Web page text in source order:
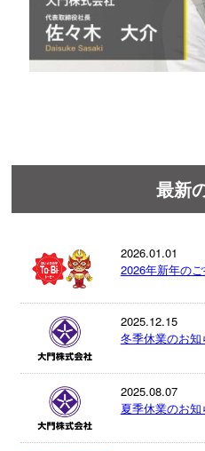
最新
2026.01.01
2026年新年の
2025.12.15
冬季休業のお知
2025.08.07
夏季休業のお知